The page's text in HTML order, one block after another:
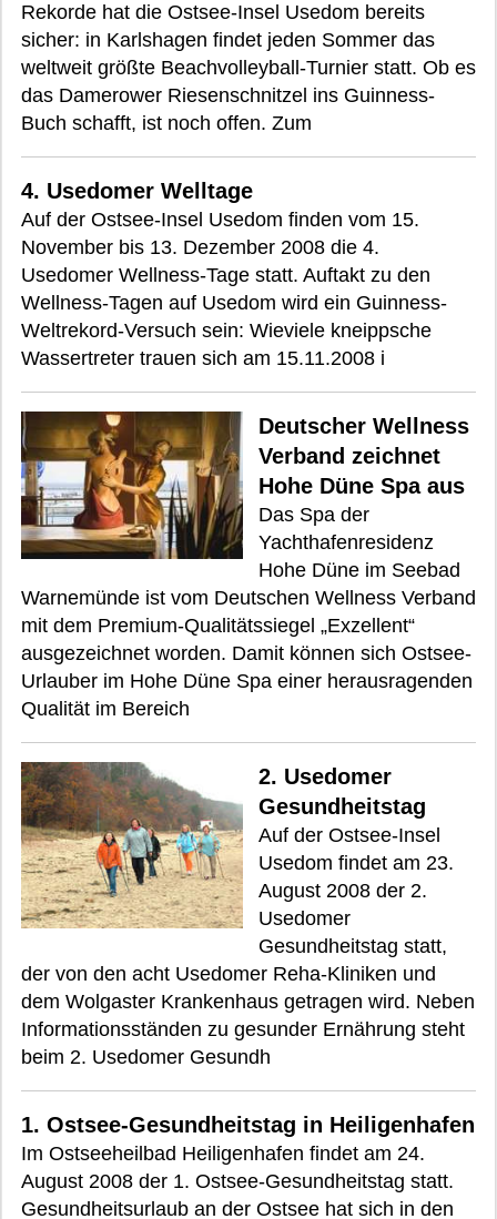
Rekorde hat die Ostsee-Insel Usedom bereits
sicher: in Karlshagen findet jeden Sommer das
weltweit größte Beachvolleyball-Turnier statt. Ob es
das Damerower Riesenschnitzel ins Guinness-
Buch schafft, ist noch offen. Zum
4. Usedomer Welltage
Auf der Ostsee-Insel Usedom finden vom 15.
November bis 13. Dezember 2008 die 4.
Usedomer Wellness-Tage statt. Auftakt zu den
Wellness-Tagen auf Usedom wird ein Guinness-
Weltrekord-Versuch sein: Wieviele kneippsche
Wassertreter trauen sich am 15.11.2008 i
Deutscher Wellness
Verband zeichnet
Hohe Düne Spa aus
Das Spa der
Yachthafenresidenz
Hohe Düne im Seebad
Warnemünde ist vom Deutschen Wellness Verband
mit dem Premium-Qualitätssiegel „Exzellent“
ausgezeichnet worden. Damit können sich Ostsee-
Urlauber im Hohe Düne Spa einer herausragenden
Qualität im Bereich
2. Usedomer
Gesundheitstag
Auf der Ostsee-Insel
Usedom findet am 23.
August 2008 der 2.
Usedomer
Gesundheitstag statt,
der von den acht Usedomer Reha-Kliniken und
dem Wolgaster Krankenhaus getragen wird. Neben
Informationsständen zu gesunder Ernährung steht
beim 2. Usedomer Gesundh
1. Ostsee-Gesundheitstag in Heiligenhafen
Im Ostseeheilbad Heiligenhafen findet am 24.
August 2008 der 1. Ostsee-Gesundheitstag statt.
Gesundheitsurlaub an der Ostsee hat sich in den